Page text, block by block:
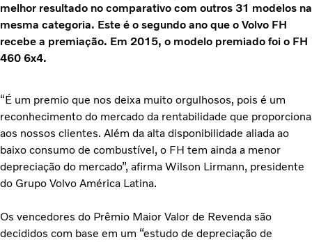
melhor resultado no comparativo com outros 31 modelos na
mesma categoria. Este é o segundo ano que o Volvo FH
recebe a premiação. Em 2015, o modelo premiado foi o FH
460 6x4.
“É um premio que nos deixa muito orgulhosos, pois é um
reconhecimento do mercado da rentabilidade que proporciona
aos nossos clientes. Além da alta disponibilidade aliada ao
baixo consumo de combustível, o FH tem ainda a menor
depreciação do mercado”, afirma Wilson Lirmann, presidente
do Grupo Volvo América Latina.
Os vencedores do Prêmio Maior Valor de Revenda são
decididos com base em um “estudo de depreciação de